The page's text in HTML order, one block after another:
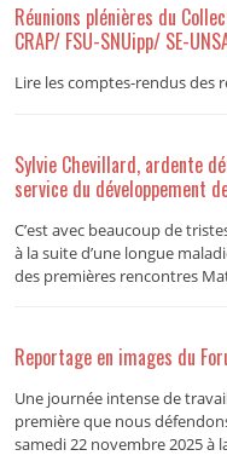
Réunions plénières du
CRAP/ FSU-SNUipp/ SE-
Lire les comptes-rendus des
Sylvie Chevillard, ardente
service du développement
C’est avec beaucoup de
à la suite d’une longue
des premières rencontres
Reportage en images du
Une journée intense de
première que nous
samedi 22 novembre 2025 à